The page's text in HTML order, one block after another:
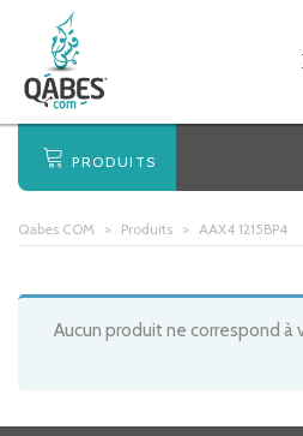
PRODUITS
Qabes COM > Produits > AAX4 1215BP4
Aucun produit ne correspond à